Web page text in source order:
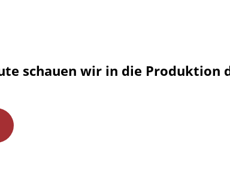
schauen wir in die Produktion